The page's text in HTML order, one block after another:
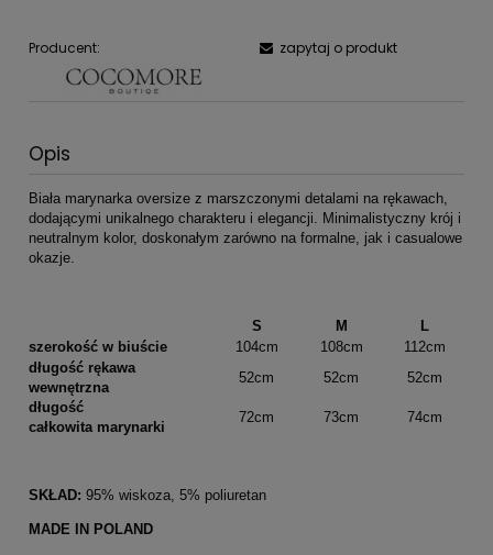
Producent: zapytaj o produkt
Opis
Biała marynarka oversize z marszczonymi detalami na rękawach,
dodającymi unikalnego charakteru i elegancji. Minimalistyczny krój i
neutralnym kolor, doskonałym zarówno na formalne, jak i casualowe
okazje.
S M
L
szerokość w biuście
104cm 108cm
112cm
długość rękawa
wewnętrzna
52cm 52cm
52cm
długość
całkowita marynarki
72cm 73cm 74cm
SKŁAD: 95% wiskoza, 5% poliuretan
MADE IN POLAND